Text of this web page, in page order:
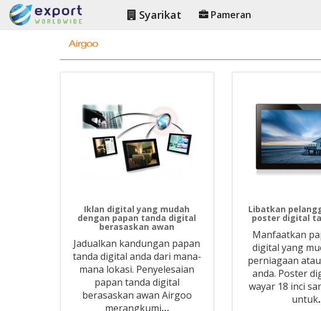
Syarikat Pameran
Iklan digital yang mudah
dengan papan tanda digital
berasaskan awan
Jadualkan kandungan papan
tanda digital anda dari mana-
mana lokasi. Penyelesaian
papan tanda digital
berasaskan awan Airgoo
merangkumi…
Libatkan
poster digital
Manfaatkan
digital yang
perniagaan
anda. Poster
wayar 18 inci
untuk